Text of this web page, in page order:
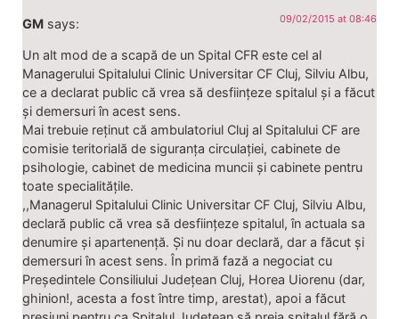
GM says: 09/02/2015 at 08:46
Un alt mod de a scapă de un Spital CFR este cel al
Managerului Spitalului Clinic Universitar CF Cluj, Silviu Albu,
ce a declarat public că vrea să desființeze spitalul și a făcut
și demersuri în acest sens.
Mai trebuie reținut că ambulatoriul Cluj al Spitalului CF are
comisie teritorială de siguranța circulației, cabinete de
psihologie, cabinet de medicina muncii și cabinete pentru
toate specialitățile.
,,Managerul Spitalului Clinic Universitar CF Cluj, Silviu Albu,
declară public că vrea să desființeze spitalul, în actuala sa
denumire și apartenență. Și nu doar declară, dar a făcut și
demersuri în acest sens. În primă fază a negociat cu
Președintele Consiliului Județean Cluj, Horea Uiorenu (dar,
ghinion!, acesta a fost între timp, arestat), apoi a făcut